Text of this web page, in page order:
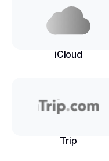
iCloud
Trip